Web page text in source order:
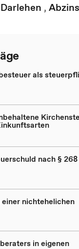
Darlehen ,
als
nach §
nichtehelichen
in eigenen